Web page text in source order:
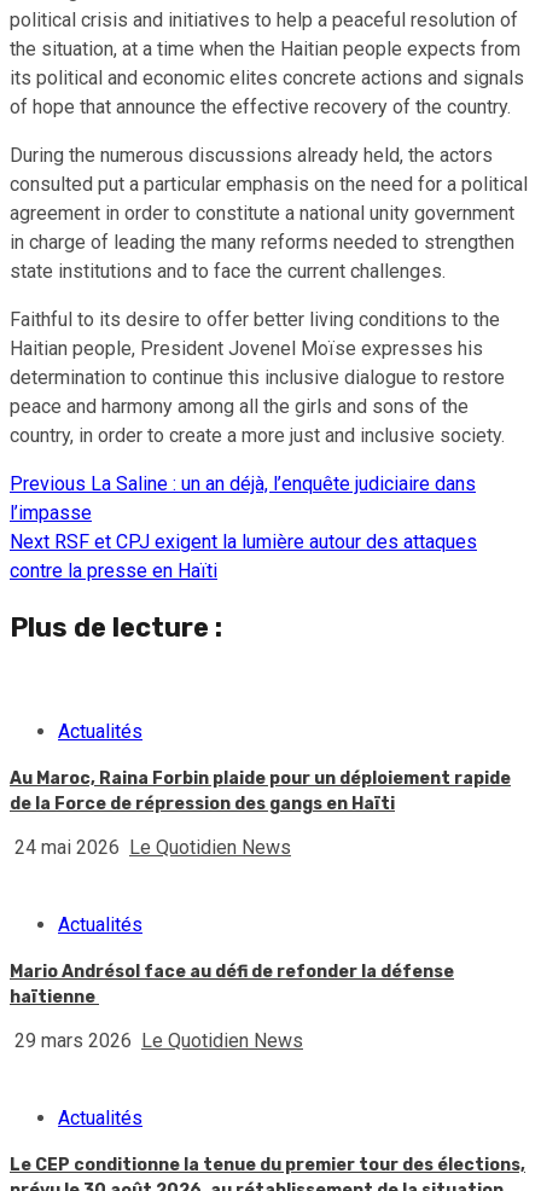
political crisis and initiatives to help a peaceful resolution of
the situation, at a time when the Haitian people expects from
its political and economic elites concrete actions and signals
of hope that announce the effective recovery of the country.
During the numerous discussions already held, the actors
consulted put a particular emphasis on the need for a political
agreement in order to constitute a national unity government
in charge of leading the many reforms needed to strengthen
state institutions and to face the current challenges.
Faithful to its desire to offer better living conditions to the
Haitian people, President Jovenel Moïse expresses his
determination to continue this inclusive dialogue to restore
peace and harmony among all the girls and sons of the
country, in order to create a more just and inclusive society.
Continue
Reading
Previous La Saline : un an déjà, l’enquête judiciaire dans
l’impasse
Next RSF et CPJ exigent la lumière autour des attaques
contre la presse en Haïti
Plus de lecture :
Actualités
Au Maroc, Raina Forbin plaide pour un déploiement rapide
de la Force de répression des gangs en Haïti
24 mai 2026 Le Quotidien News
Actualités
Mario Andrésol face au défi de refonder la défense
haïtienne
29 mars 2026 Le Quotidien News
Actualités
Le CEP conditionne la tenue du premier tour des élections,